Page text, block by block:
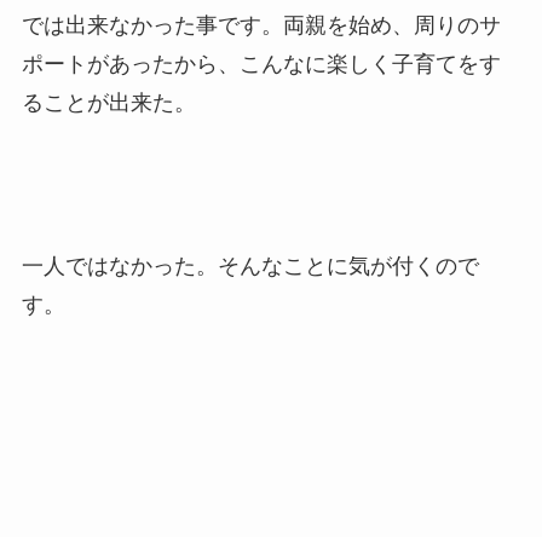
では出来なかった事です。両親を始め、周りのサ
ポートがあったから、こんなに楽しく子育てをす
ることが出来た。
一人ではなかった。そんなことに気が付くので
す。